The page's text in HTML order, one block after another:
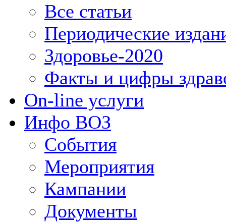
Все статьи
Периодические
Здоровье-2020
Факты и цифры
On-line услуги
Инфо ВОЗ
События
Мероприятия
Кампании
Документы